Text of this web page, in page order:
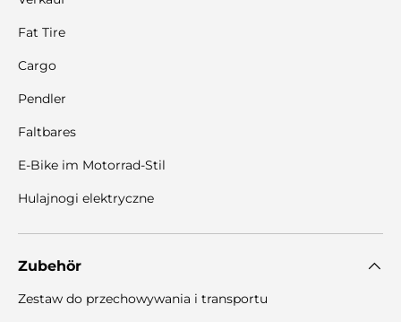
Fat Tire
Cargo
Pendler
Faltbares
E-Bike im Motorrad-Stil
Hulajnogi elektryczne
Zubehör
Zestaw do przechowywania i transportu